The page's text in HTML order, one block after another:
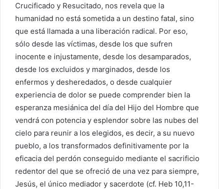
Crucificado y Resucitado, nos revela que la
humanidad no está sometida a un destino fatal, sino
que está llamada a una liberación radical. Por eso,
sólo desde las víctimas, desde los que sufren
inocente e injustamente, desde los desamparados,
desde los excluidos y marginados, desde los
enfermos y desheredados, o desde cualquier
experiencia de dolor se puede comprender bien la
esperanza mesiánica del día del Hijo del Hombre que
vendrá con potencia y esplendor sobre las nubes del
cielo para reunir a los elegidos, es decir, a su nuevo
pueblo, a los transformados definitivamente por la
eficacia del perdón conseguido mediante el sacrificio
redentor del que se ofreció de una vez para siempre,
Jesús, el único mediador y sacerdote (cf. Heb 10,11-